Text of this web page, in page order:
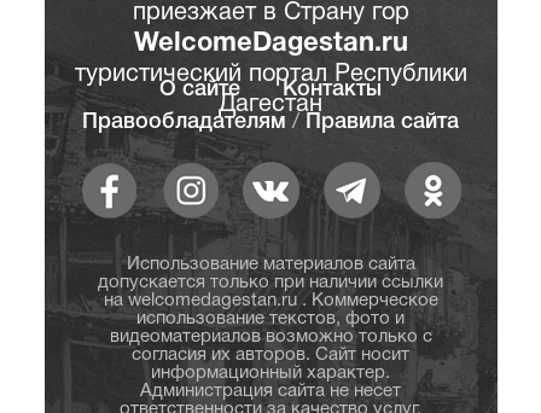
приезжает в Страну гор
WelcomeDagestan.ru
туристический портал Республики
Дагестан
О сайте
Контакты
Правообладателям / Правила сайта
Использование материалов сайта
допускается только при наличии ссылки
на welcomedagestan.ru . Коммерческое
использование текстов, фото и
видеоматериалов возможно только с
согласия их авторов. Сайт носит
информационный характер.
Администрация сайта не несет
ответственности за качество услуг,